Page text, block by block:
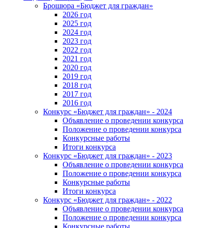
Брошюра «Бюджет для граждан»
2026 год
2025 год
2024 год
2023 год
2022 год
2021 год
2020 год
2019 год
2018 год
2017 год
2016 год
Конкурс «Бюджет для граждан» - 2024
Объявление о проведении конкурса
Положение о проведении конкурса
Конкурсные работы
Итоги конкурса
Конкурс «Бюджет для граждан» - 2023
Объявление о проведении конкурса
Положение о проведении конкурса
Конкурсные работы
Итоги конкурса
Конкурс «Бюджет для граждан» - 2022
Объявление о проведении конкурса
Положение о проведении конкурса